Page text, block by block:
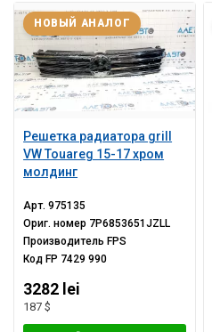
Решетка радиатора grill
VW Touareg 15-17 хром
молдинг
НОВЫЙ АНАЛОГ
Арт.975135
Ориг. номер 7P6853651JZLL
ПроизводительFPS
КодFP 7429 990
3282 lei
187 $